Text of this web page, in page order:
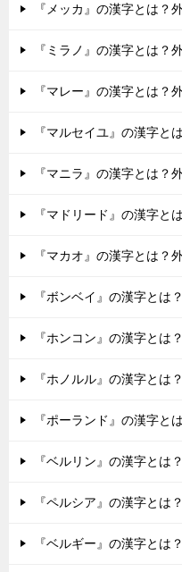
『メッカ』の漢字とは？
『ミラノ』の漢字とは？
『マレー』の漢字とは？
『マルセイユ』の漢字と
『マニラ』の漢字とは？
『マドリード』の漢字と
『マカオ』の漢字とは？
『ボンベイ』の漢字とは
『ホンコン』の漢字とは
『ホノルル』の漢字とは
『ポーランド』の漢字と
『ベルリン』の漢字とは
『ペルシア』の漢字とは
『ベルギー』の漢字とは